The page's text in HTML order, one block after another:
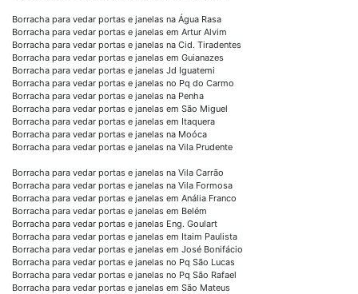
Borracha para vedar portas e janelas na Água Rasa
Borracha para vedar portas e janelas em Artur Alvim
Borracha para vedar portas e janelas na Cid. Tiradentes
Borracha para vedar portas e janelas em Guianazes
Borracha para vedar portas e janelas Jd Iguatemi
Borracha para vedar portas e janelas no Pq do Carmo
Borracha para vedar portas e janelas na Penha
Borracha para vedar portas e janelas em São Miguel
Borracha para vedar portas e janelas em Itaquera
Borracha para vedar portas e janelas na Moóca
Borracha para vedar portas e janelas na Vila Prudente
Borracha para vedar portas e janelas na Vila Carrão
Borracha para vedar portas e janelas na Vila Formosa
Borracha para vedar portas e janelas em Anália Franco
Borracha para vedar portas e janelas em Belém
Borracha para vedar portas e janelas Eng. Goulart
Borracha para vedar portas e janelas em Itaim Paulista
Borracha para vedar portas e janelas em José Bonifácio
Borracha para vedar portas e janelas no Pq São Lucas
Borracha para vedar portas e janelas no Pq São Rafael
Borracha para vedar portas e janelas em São Mateus